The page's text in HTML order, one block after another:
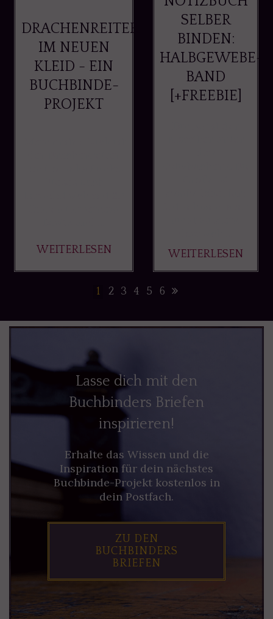
DRACHENREITER
IM NEUEN
KLEID - EIN
BUCHBINDE-
PROJEKT
WEITERLESEN
SELBER
BINDEN:
HALBGEWEBE-
BAND
[+FREEBIE]
WEITERLESEN
1 2 3 4 5 6
Lasse dich mit den
Buchbinders Briefen
inspirieren!
Erhalte das Wissen und die
Inspiration für dein nächstes
Buchbinde-Projekt kostenlos in
dein Postfach.
ZU DEN
BUCHBINDERS
BRIEFEN